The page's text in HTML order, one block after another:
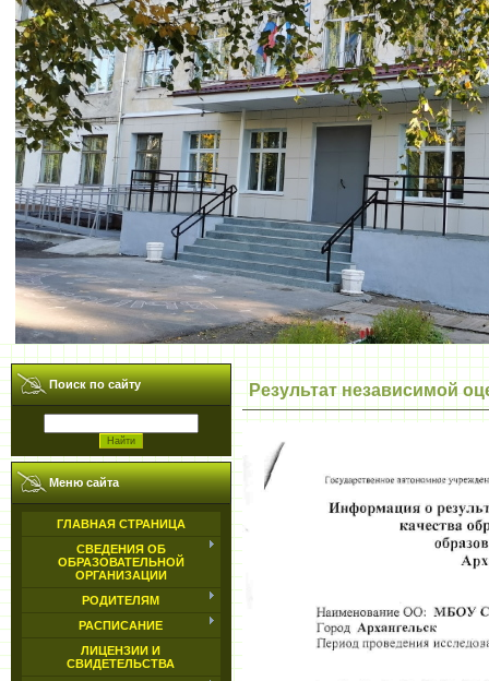
Поиск по сайту
Меню сайта
ГЛАВНАЯ СТРАНИЦА
СВЕДЕНИЯ ОБ
ОБРАЗОВАТЕЛЬНОЙ
ОРГАНИЗАЦИИ
РОДИТЕЛЯМ
РАСПИСАНИЕ
ЛИЦЕНЗИИ И
СВИДЕТЕЛЬСТВА
Результат независимой